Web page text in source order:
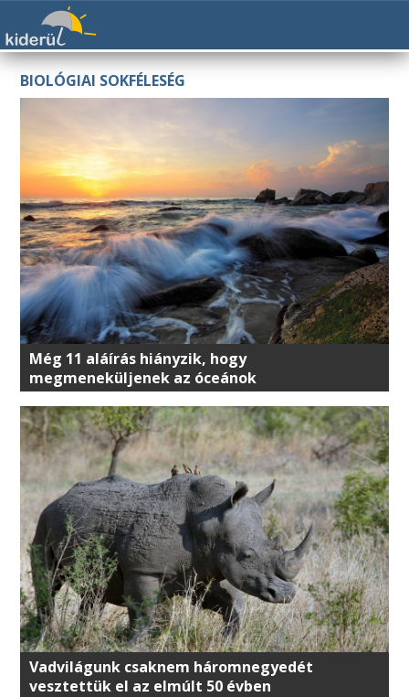
BIOLÓGIAI SOKFÉLESÉG
Még 11 aláírás hiányzik, hogy
megmeneküljenek az óceánok
Vadvilágunk csaknem háromnegyedét
vesztettük el az elmúlt 50 évben